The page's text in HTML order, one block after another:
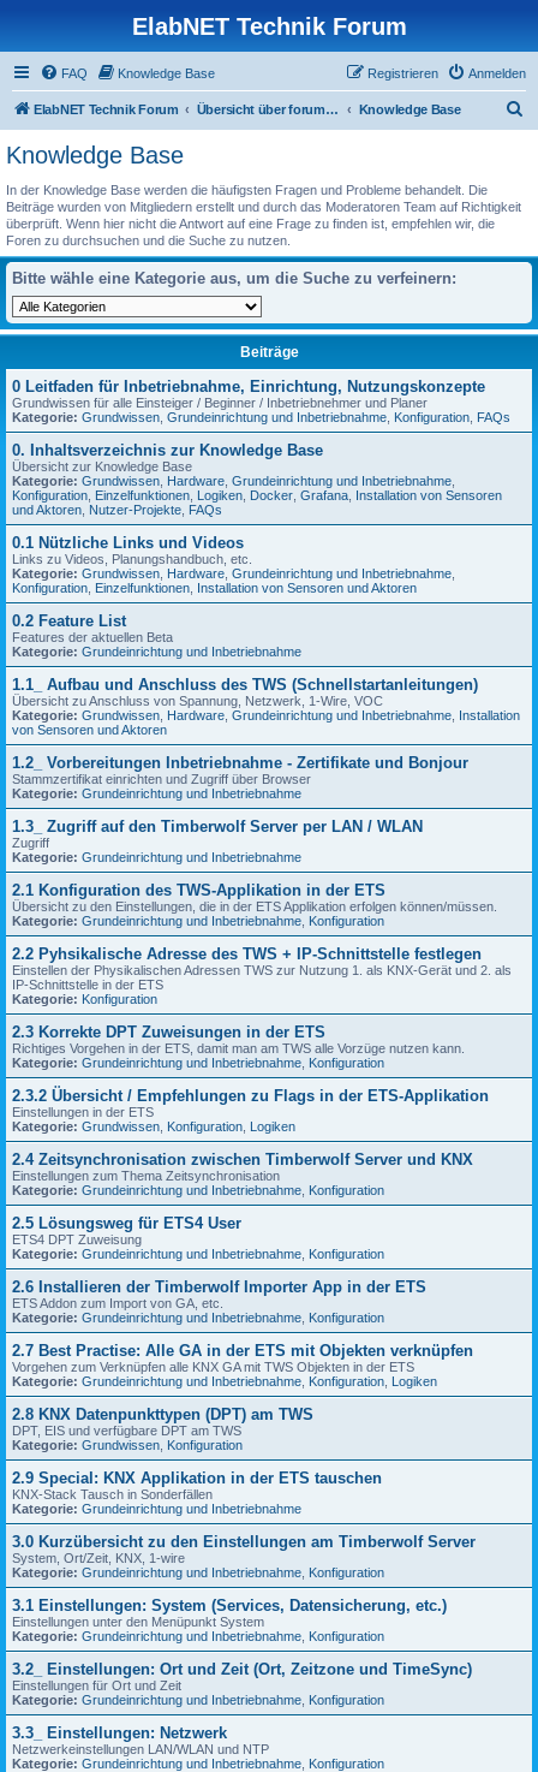
ElabNET Technik Forum
FAQ Knowledge Base Anmelden
Registrieren
ElabNET Technik Forum Übersicht über forum.timberwolf.io Knowledge Base
Knowledge Base
In der Knowledge Base werden die häufigsten Fragen und Probleme behandelt. Die
Beiträge wurden von Mitgliedern erstellt und durch das Moderatoren Team auf Richtigkeit
überprüft. Wenn hier nicht die Antwort auf eine Frage zu finden ist, empfehlen wir, die
Foren zu durchsuchen und die Suche zu nutzen.
Bitte wähle eine Kategorie aus, um die Suche zu verfeinern:
Beiträge
0 Leitfaden für Inbetriebnahme, Einrichtung, Nutzungskonzepte
Grundwissen für alle Einsteiger / Beginner / Inbetriebnehmer und Planer
Kategorie: Grundwissen Grundeinrichtung und Inbetriebnahme Konfiguration FAQs
0. Inhaltsverzeichnis zur Knowledge Base
Übersicht zur Knowledge Base
Kategorie: Grundwissen Hardware Grundeinrichtung und Inbetriebnahme
Konfiguration Einzelfunktionen Logiken Docker Grafana Installation von Sensoren
und Aktoren Nutzer-Projekte FAQs
0.1 Nützliche Links und Videos
Links zu Videos, Planungshandbuch, etc.
Kategorie: Grundwissen Hardware Grundeinrichtung und Inbetriebnahme
Konfiguration Einzelfunktionen Installation von Sensoren und Aktoren
0.2 Feature List
Features der aktuellen Beta
Kategorie: Grundeinrichtung und Inbetriebnahme
1.1_ Aufbau und Anschluss des TWS (Schnellstartanleitungen)
Übersicht zu Anschluss von Spannung, Netzwerk, 1-Wire, VOC
Kategorie: Grundwissen Hardware Grundeinrichtung und Inbetriebnahme Installation
von Sensoren und Aktoren
1.2_ Vorbereitungen Inbetriebnahme - Zertifikate und Bonjour
Stammzertifikat einrichten und Zugriff über Browser
Kategorie: Grundeinrichtung und Inbetriebnahme
1.3_ Zugriff auf den Timberwolf Server per LAN / WLAN
Zugriff
Kategorie: Grundeinrichtung und Inbetriebnahme
2.1 Konfiguration des TWS-Applikation in der ETS
Übersicht zu den Einstellungen, die in der ETS Applikation erfolgen können/müssen.
Kategorie: Grundeinrichtung und Inbetriebnahme Konfiguration
2.2 Pyhsikalische Adresse des TWS + IP-Schnittstelle festlegen
Einstellen der Physikalischen Adressen TWS zur Nutzung 1. als KNX-Gerät und 2. als
IP-Schnittstelle in der ETS
Kategorie: Konfiguration
2.3 Korrekte DPT Zuweisungen in der ETS
Richtiges Vorgehen in der ETS, damit man am TWS alle Vorzüge nutzen kann.
Kategorie: Grundeinrichtung und Inbetriebnahme Konfiguration
2.3.2 Übersicht / Empfehlungen zu Flags in der ETS-Applikation
Einstellungen in der ETS
Kategorie: Grundwissen Konfiguration Logiken
2.4 Zeitsynchronisation zwischen Timberwolf Server und KNX
Einstellungen zum Thema Zeitsynchronisation
Kategorie: Grundeinrichtung und Inbetriebnahme Konfiguration
2.5 Lösungsweg für ETS4 User
ETS4 DPT Zuweisung
Kategorie: Grundeinrichtung und Inbetriebnahme Konfiguration
2.6 Installieren der Timberwolf Importer App in der ETS
ETS Addon zum Import von GA, etc.
Kategorie: Grundeinrichtung und Inbetriebnahme Konfiguration
2.7 Best Practise: Alle GA in der ETS mit Objekten verknüpfen
Vorgehen zum Verknüpfen alle KNX GA mit TWS Objekten in der ETS
Kategorie: Grundeinrichtung und Inbetriebnahme Konfiguration Logiken
2.8 KNX Datenpunkttypen (DPT) am TWS
DPT, EIS und verfügbare DPT am TWS
Kategorie: Grundwissen Konfiguration
2.9 Special: KNX Applikation in der ETS tauschen
KNX-Stack Tausch in Sonderfällen
Kategorie: Grundeinrichtung und Inbetriebnahme
3.0 Kurzübersicht zu den Einstellungen am Timberwolf Server
System, Ort/Zeit, KNX, 1-wire
Kategorie: Grundeinrichtung und Inbetriebnahme Konfiguration
3.1 Einstellungen: System (Services, Datensicherung, etc.)
Einstellungen unter den Menüpunkt System
Kategorie: Grundeinrichtung und Inbetriebnahme Konfiguration
3.2_ Einstellungen: Ort und Zeit (Ort, Zeitzone und TimeSync)
Einstellungen für Ort und Zeit
Kategorie: Grundeinrichtung und Inbetriebnahme Konfiguration
3.3_ Einstellungen: Netzwerk
Netzwerkeinstellungen LAN/WLAN und NTP
Kategorie: Grundeinrichtung und Inbetriebnahme Konfiguration